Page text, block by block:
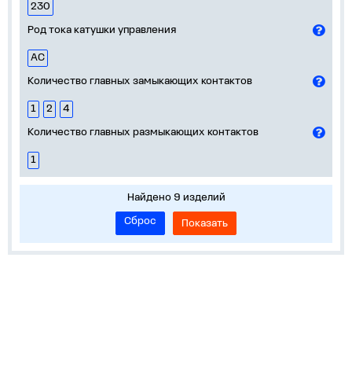
230
Род тока катушки управления
AC
Количество главных замыкающих контактов
1 2
4
Количество главных размыкающих контактов
1
Найдено 9 изделий
Сброс
Показать